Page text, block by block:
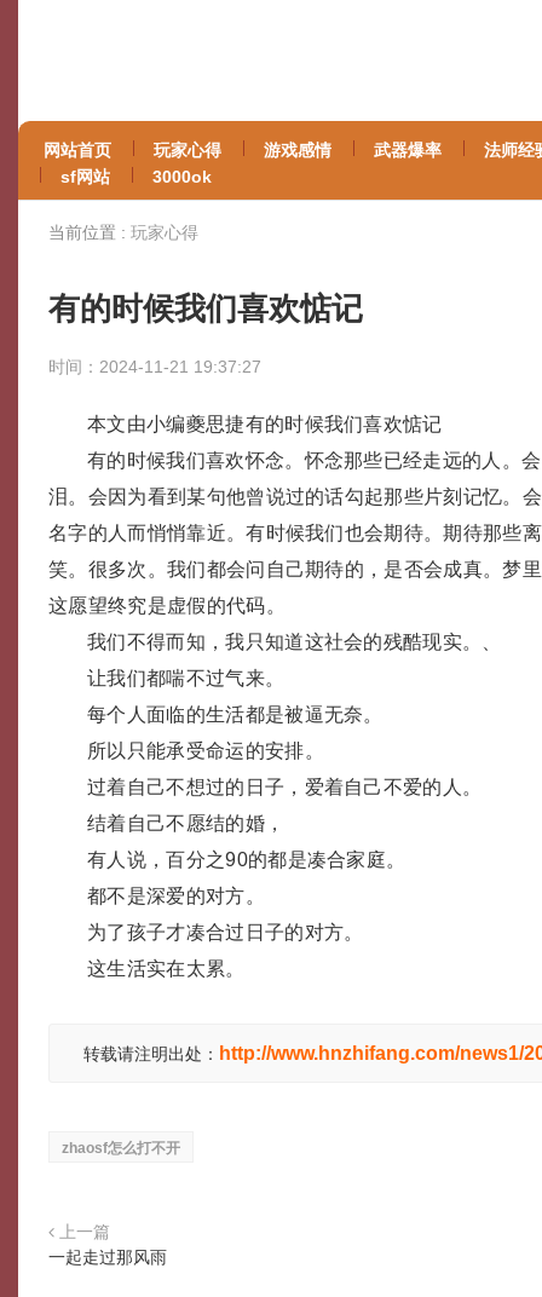
网站首页 玩家心得 游戏感情 武器爆率
法师经
sf网站
3000ok
当前位置 : 玩家心得
有的时候我们喜欢惦记
时间：2024-11-21 19:37:27
本文由小编夔思捷有的时候我们喜欢惦记
有的时候我们喜欢怀念。怀念那些已经走远的人。
泪。会因为看到某句他曾说过的话勾起那些片刻记忆。
名字的人而悄悄靠近。有时候我们也会期待。期待那些
笑。很多次。我们都会问自己期待的，是否会成真。梦
这愿望终究是虚假的代码。
我们不得而知，我只知道这社会的残酷现实。、
让我们都喘不过气来。
每个人面临的生活都是被逼无奈。
所以只能承受命运的安排。
过着自己不想过的日子，爱着自己不爱的人。
结着自己不愿结的婚，
有人说，百分之90的都是凑合家庭。
都不是深爱的对方。
为了孩子才凑合过日子的对方。
这生活实在太累。
转载请注明出处： http://www.hnzhifang.com/news1/
zhaosf怎么打不开
上一篇
一起走过那风雨